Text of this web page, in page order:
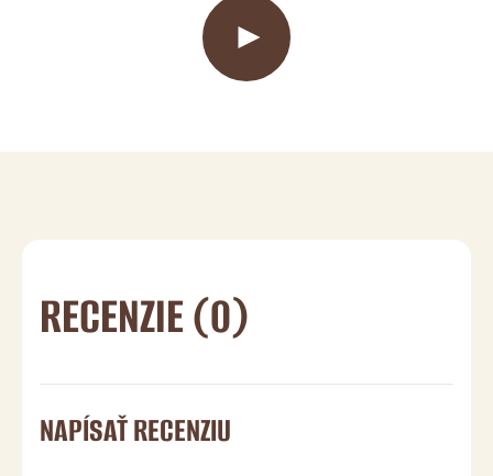
RECENZIE (0)
NAPÍSAŤ RECENZIU